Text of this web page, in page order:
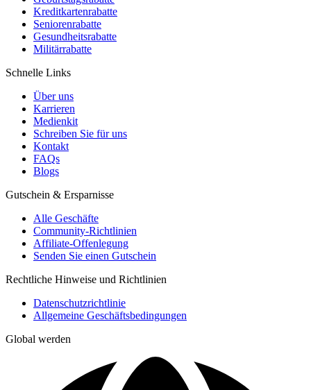
Kreditkartenrabatte
Seniorenrabatte
Gesundheitsrabatte
Militärrabatte
Schnelle Links
Über uns
Karrieren
Medienkit
Schreiben Sie für uns
Kontakt
FAQs
Blogs
Gutschein & Ersparnisse
Alle Geschäfte
Community-Richtlinien
Affiliate-Offenlegung
Senden Sie einen Gutschein
Rechtliche Hinweise und Richtlinien
Datenschutzrichtlinie
Allgemeine Geschäftsbedingungen
Global werden